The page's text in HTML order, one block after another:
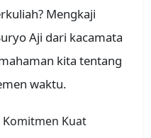
Mengkaji
Aji dari kacamata
kita tentang
waktu.
Kuat